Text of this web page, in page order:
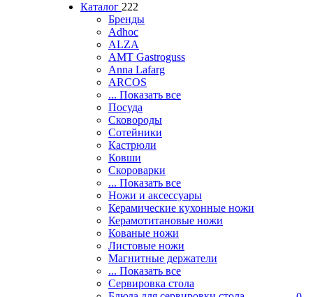
Каталог 222
Бренды
Adhoc
ALZA
AMT Gastroguss
Anna Lafarg
ARCOS
... Показать все
Посуда
Сковороды
Сотейники
Кастрюли
Ковши
Скороварки
... Показать все
Ножи и аксессуары
Керамические кухонные ножи
Керамотитановые ножи
Кованые ножи
Листовые ножи
Магнитные держатели
... Показать все
Сервировка стола